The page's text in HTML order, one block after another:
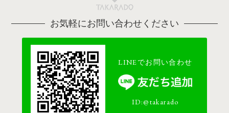
お気軽にお問い合わせください
LINEでお問い合わせ
ID:@takarado